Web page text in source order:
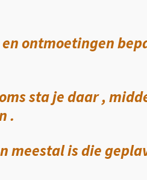
ontmoetingen
sta je daar ,
.
meestal is die